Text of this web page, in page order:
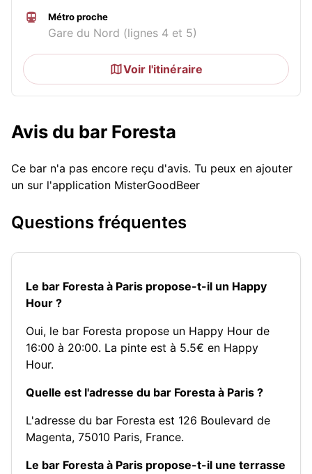
Métro proche
Gare du Nord (lignes 4 et 5)
Voir l'itinéraire
Avis du bar Foresta
Ce bar n'a pas encore reçu d'avis. Tu peux en ajouter
un sur l'application MisterGoodBeer
Questions fréquentes
Le bar Foresta à Paris propose-t-il un Happy
Hour ?
Oui, le bar Foresta propose un Happy Hour de
16:00 à 20:00. La pinte est à 5.5€ en Happy
Hour.
Quelle est l'adresse du bar Foresta à Paris ?
L'adresse du bar Foresta est 126 Boulevard de
Magenta, 75010 Paris, France.
Le bar Foresta à Paris propose-t-il une terrasse